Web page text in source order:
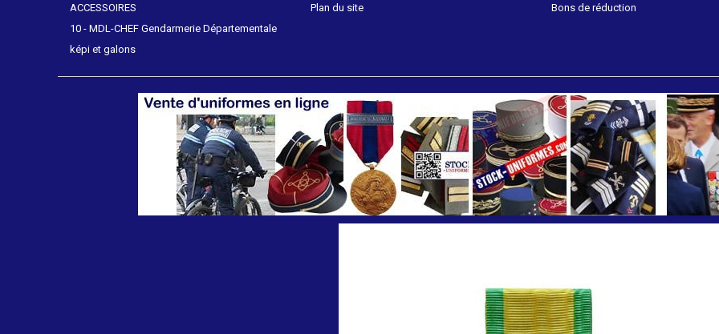
ACCESSOIRES
10 - MDL-CHEF Gendarmerie Départementale
képi et galons
Plan du site
Bons de réduction